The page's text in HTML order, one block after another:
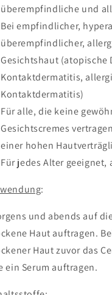
überempfindliche und
Bei empfindlicher,
überempfindlicher,
Gesichtshaut
Kontaktdermatitis,
Kontaktdermatitis)
Für alle, die keine
Gesichtscremes
einer hohen
Für jedes Alter geeignet,
:
und abends auf
Haut auftragen.
Haut zuvor das
ein Serum auftragen.